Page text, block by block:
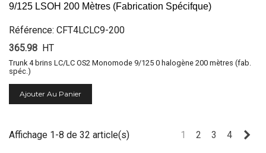
9/125 LSOH 200 Mètres (Fabrication Spécifque)
Référence: CFT4LCLC9-200
365.98 HT
Trunk 4 brins LC/LC OS2 Monomode 9/125 0 halogène 200 mètres (fab.
spéc.)
Ajouter Au Panier
Affichage 1-8 de 32 article(s) 1 2 3 4